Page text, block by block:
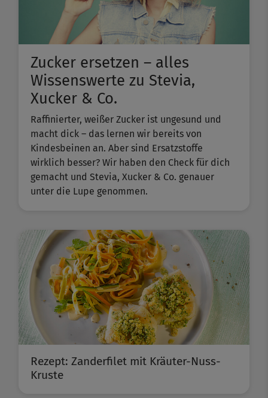
Zucker ersetzen – alles
Wissenswerte zu Stevia,
Xucker & Co.
Raffinierter, weißer Zucker ist ungesund und
macht dick – das lernen wir bereits von
Kindesbeinen an. Aber sind Ersatzstoffe
wirklich besser? Wir haben den Check für dich
gemacht und Stevia, Xucker & Co. genauer
unter die Lupe genommen.
Rezept: Zanderfilet mit Kräuter-Nuss-
Kruste